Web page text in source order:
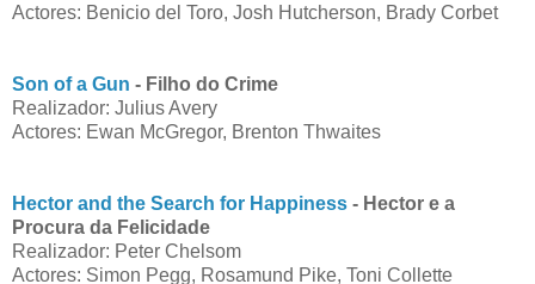
Actores: Benicio del Toro, Josh Hutcherson, Brady Corbet
Son of a Gun - Filho do Crime
Realizador: Julius Avery
Actores: Ewan McGregor, Brenton Thwaites
Hector and the Search for Happiness - Hector e a
Procura da Felicidade
Realizador: Peter Chelsom
Actores: Simon Pegg, Rosamund Pike, Toni Collette